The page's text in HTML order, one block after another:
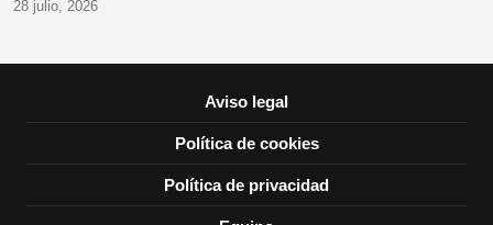
28 julio, 2026
Aviso legal
Política de cookies
Política de privacidad